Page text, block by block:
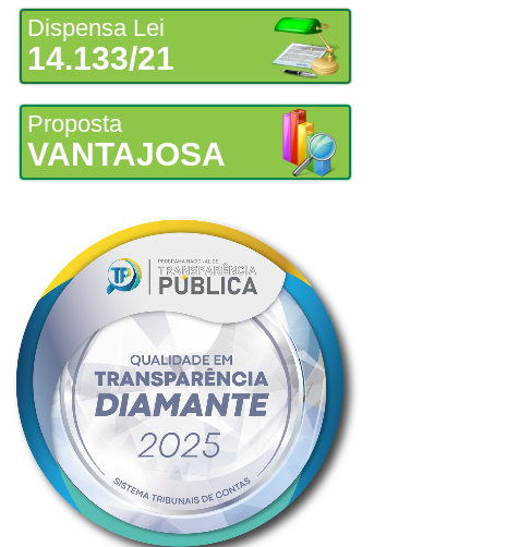
Dispensa Lei
14.133/21
Proposta
VANTAJOSA